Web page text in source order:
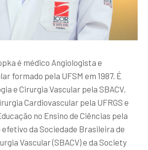
é médico Angiologista e
formado pela UFSM em 1987. É
e Cirurgia Vascular pela SBACV.
Cardiovascular pela UFRGS e
no Ensino de Ciências pela
efetivo da Sociedade Brasileira de
Vascular (SBACV) e da Society